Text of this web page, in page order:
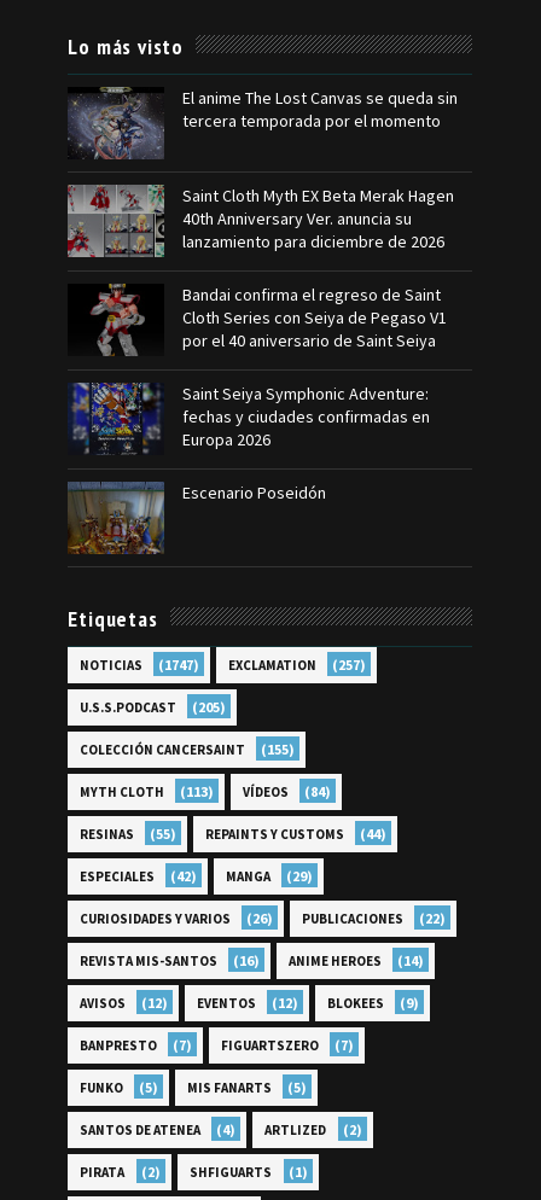
Lo más visto
El anime The Lost Canvas se queda sin
tercera temporada por el momento
Saint Cloth Myth EX Beta Merak Hagen
40th Anniversary Ver. anuncia su
lanzamiento para diciembre de 2026
Bandai confirma el regreso de Saint
Cloth Series con Seiya de Pegaso V1
por el 40 aniversario de Saint Seiya
Saint Seiya Symphonic Adventure:
fechas y ciudades confirmadas en
Europa 2026
Escenario Poseidón
Etiquetas
NOTICIAS (1747) EXCLAMATION (257)
U.S.S.PODCAST (205)
COLECCIÓN CANCERSAINT (155)
MYTH CLOTH (113) VÍDEOS (84)
RESINAS (55) REPAINTS Y CUSTOMS (44)
ESPECIALES (42) MANGA (29)
CURIOSIDADES Y VARIOS (26) PUBLICACIONES (22)
REVISTA MIS-SANTOS (16) ANIME HEROES (14)
AVISOS (12) EVENTOS (12) BLOKEES (9)
BANPRESTO (7) FIGUARTSZERO (7)
FUNKO (5) MIS FANARTS (5)
SANTOS DE ATENEA (4) ARTLIZED (2)
PIRATA (2) SHFIGUARTS (1)